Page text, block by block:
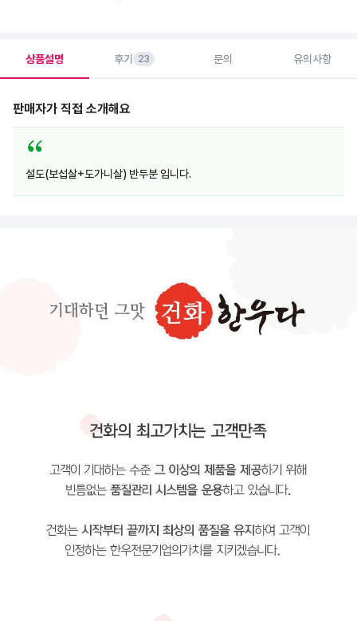
상품설명 후기 23 문의 유의사항
판매자가 직접 소개해요
설도(보섭살+도가니살) 반두분 입니다.